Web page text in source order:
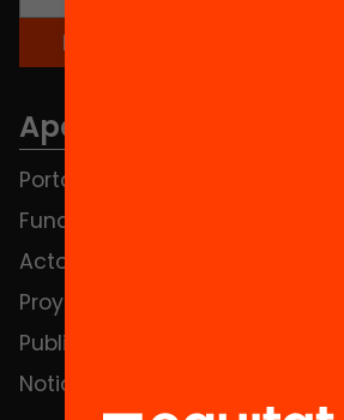
Apartados
Portada
Fundación
Actos
Proyectos
Publicaciones y vídeos
Noticias